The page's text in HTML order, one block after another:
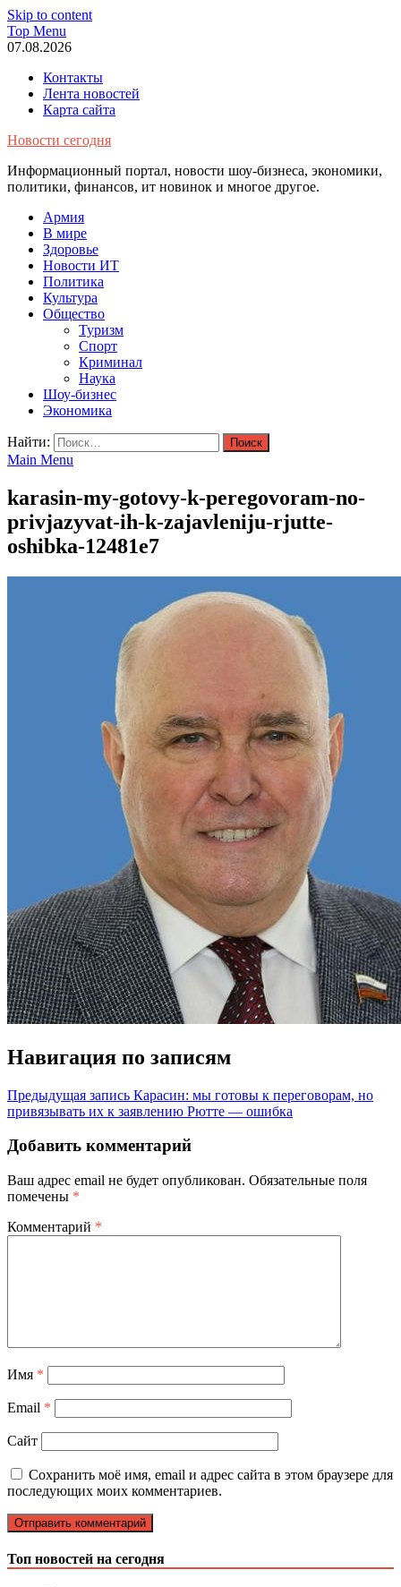
Skip to content
Top Menu
07.08.2026
Контакты
Лента новостей
Карта сайта
Новости сегодня
Информационный портал, новости шоу-бизнеса, экономики,
политики, финансов, ит новинок и многое другое.
Армия
В мире
Здоровье
Новости ИТ
Политика
Культура
Общество
Туризм
Спорт
Криминал
Наука
Шоу-бизнес
Экономика
Найти:
Main Menu
karasin-my-gotovy-k-peregovoram-no-
privjazyvat-ih-k-zajavleniju-rjutte-
oshibka-12481e7
Навигация по записям
Предыдущая запись Карасин: мы готовы к переговорам, но
привязывать их к заявлению Рютте — ошибка
Добавить комментарий
Ваш адрес email не будет опубликован. Обязательные поля
помечены *
Комментарий *
Имя *
Email *
Сайт
Сохранить моё имя, email и адрес сайта в этом браузере для
последующих моих комментариев.
Топ новостей на сегодня